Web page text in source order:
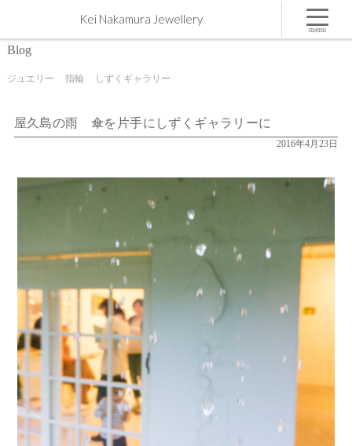
屋久島の雨 傘を片手にしずくギャラリーに | 屋久島,ジュエリー,オーダーメイドのマリッジリ
ング（結婚・婚約指輪）制作 | Kei Nakamura Jewellery Blog
Kei Nakamura Jewellery
Blog
ジュエリー 指輪 しずくギャラリー
屋久島の雨 傘を片手にしずくギャラリーに
2016年4月23日
menu